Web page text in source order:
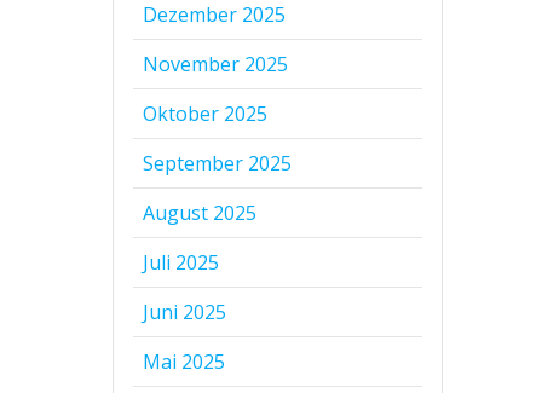
Dezember 2025
November 2025
Oktober 2025
September 2025
August 2025
Juli 2025
Juni 2025
Mai 2025